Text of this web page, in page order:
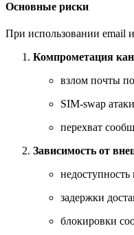
Основные риски
При использовании email
Компрометация
взлом почты
SIM-swap атаки
перехват
Зависимость от
задержки
блокировки